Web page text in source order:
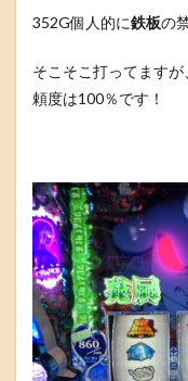
352G個人的に鉄板の
そこそこ打ってます
頼度は100％です！